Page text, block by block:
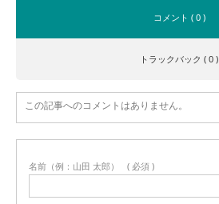
コメント ( 0 )
トラックバック ( 0 )
この記事へのコメントはありません。
名前（例：山田 太郎） ( 必須 )